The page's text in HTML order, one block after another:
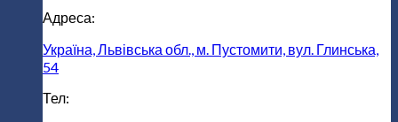
Адреса:
Україна, Львівська обл., м. Пустомити, вул. Глинська,
54
Тел: